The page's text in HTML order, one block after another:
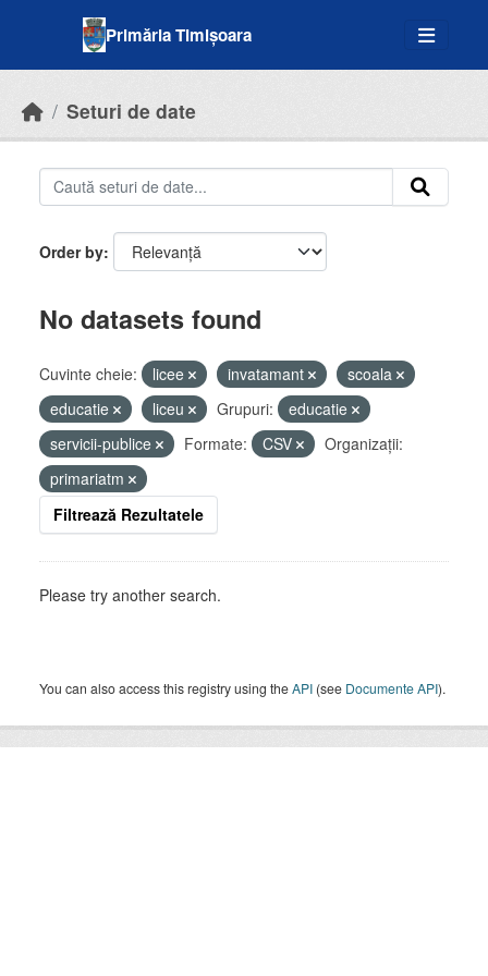
Primăria Timișoara
Seturi de date
Order by
No datasets found
Cuvinte cheie: licee invatamant
scoala
educatie
liceu Grupuri:
educatie
servicii-publice
Formate: CSV
Organizații:
primariatm
Filtrează Rezultatele
Please try another search.
You can also access this registry using theAPI (see Documente API).